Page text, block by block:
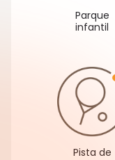
Parque
infantil
Pista de